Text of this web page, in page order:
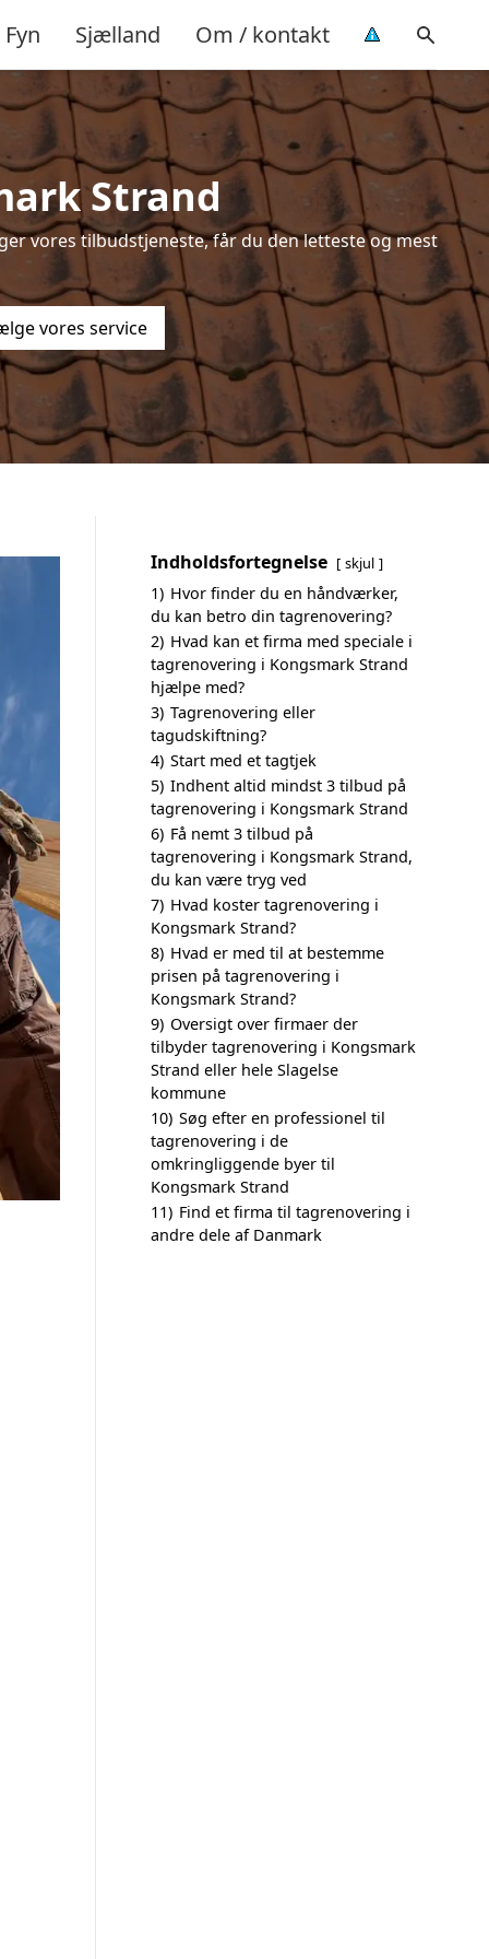
Fyn Sjælland Om / kontakt
Strand
vores tilbudstjeneste, får du den letteste og mest
vores service
Indholdsfortegnelse skjul
1) Hvor finder du en håndværker,
du kan betro din tagrenovering?
2) Hvad kan et firma med speciale i
tagrenovering i Kongsmark Strand
hjælpe med?
3) Tagrenovering eller
tagudskiftning?
4) Start med et tagtjek
5) Indhent altid mindst 3 tilbud på
tagrenovering i Kongsmark Strand
6) Få nemt 3 tilbud på
tagrenovering i Kongsmark Strand,
du kan være tryg ved
7) Hvad koster tagrenovering i
Kongsmark Strand?
8) Hvad er med til at bestemme
prisen på tagrenovering i
Kongsmark Strand?
9) Oversigt over firmaer der
tilbyder tagrenovering i Kongsmark
Strand eller hele Slagelse
kommune
10) Søg efter en professionel til
tagrenovering i de
omkringliggende byer til
Kongsmark Strand
11) Find et firma til tagrenovering i
andre dele af Danmark